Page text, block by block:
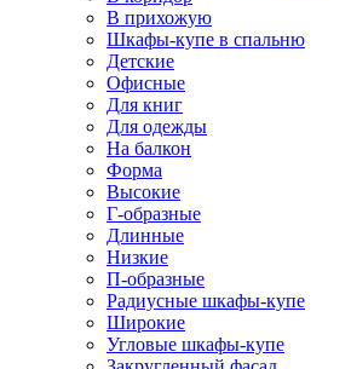
В прихожую
Шкафы-купе в спальню
Детские
Офисные
Для книг
Для одежды
На балкон
Форма
Высокие
Г-образные
Длинные
Низкие
П-образные
Радиусные шкафы-купе
Широкие
Угловые шкафы-купе